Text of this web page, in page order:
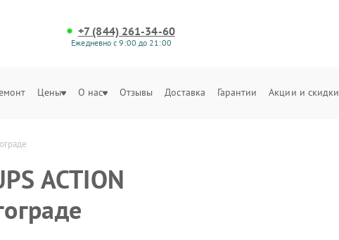
+7 (844) 261-34-60
Ежедневно с 9:00 до 21:00
Цены О нас Отзывы Доставка Гарантии Акции и скидки
ACTION